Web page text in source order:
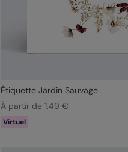
Étiquette Jardin Sauvage
À partir de 1,49 €
Virtuel